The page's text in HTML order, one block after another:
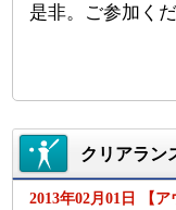
是非。ご参加くだ
クリアラン
2013年02月01日 【